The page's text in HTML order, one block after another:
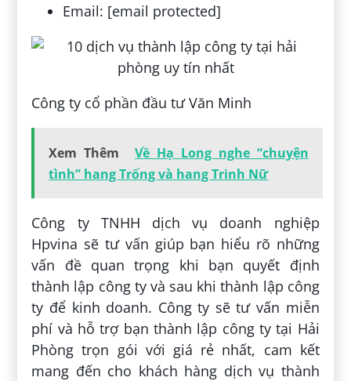
Email: [email protected]
Công ty cổ phần đầu tư Văn Minh
Xem Thêm
Về Hạ Long nghe “chuyện
tình” hang Trống và hang Trinh Nữ
Công ty TNHH dịch vụ doanh nghiệp
Hpvina sẽ tư vấn giúp bạn hiểu rõ những
vấn đề quan trọng khi bạn quyết định
thành lập công ty và sau khi thành lập công
ty để kinh doanh. Công ty sẽ tư vấn miễn
phí và hỗ trợ bạn thành lập công ty tại Hải
Phòng trọn gói với giá rẻ nhất, cam kết
mang đến cho khách hàng dịch vụ thành